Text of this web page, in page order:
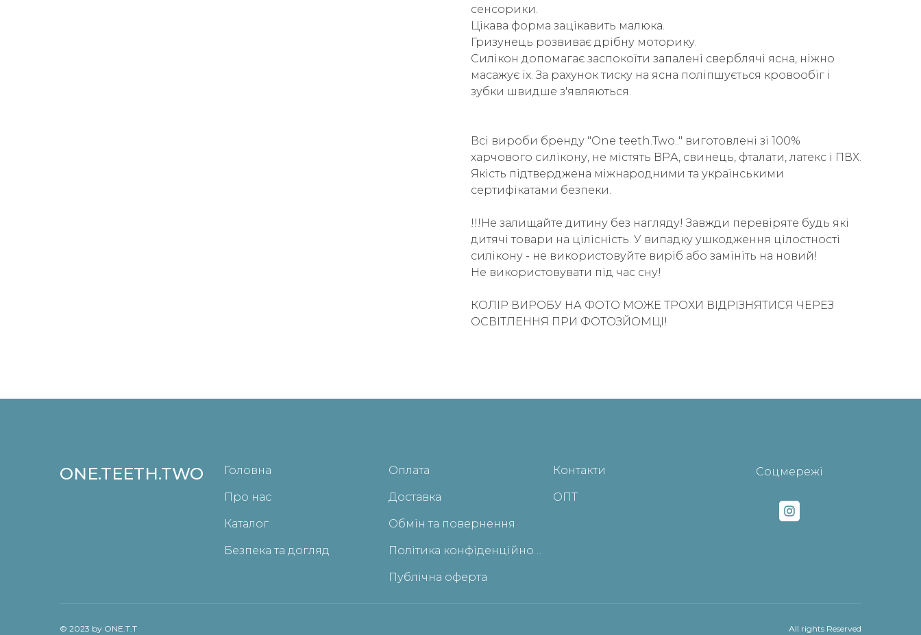
сенсорики.
Цікава форма зацікавить малюка.
Гризунець розвиває дрібну моторику.
Силікон допомагає заспокоїти запалені сверблячі ясна, ніжно
масажує їх. За рахунок тиску на ясна поліпшується кровообіг і
зубки швидше з'являються.
Всі вироби бренду "One teeth.Two.." виготовлені зі 100%
харчового силікону, не містять BPА, свинець, фталати, латекс і ПВХ.
Якість підтверджена міжнародними та українськими
сертифікатами безпеки.
!!!Не залищайте дитину без нагляду! Завжди перевіряте будь які
дитячі товари на цілісність. У випадку ушкодження цілостності
силікону - не використовуйте виріб або замініть на новий!
Не використовувати під час сну!
КОЛІР ВИРОБУ НА ФОТО МОЖЕ ТРОХИ ВІДРІЗНЯТИСЯ ЧЕРЕЗ
ОСВІТЛЕННЯ ПРИ ФОТОЗЙОМЦІ!
ONE.TEETH.TWO Головна
Про нас
Каталог
Безпека та догляд
Оплата
Доставка
Обмін та повернення
Політика конфіденційності
Публічна оферта
Контакти
ОПТ
Соцмережі
© 2023 by ONE.T.T All rights Reserved